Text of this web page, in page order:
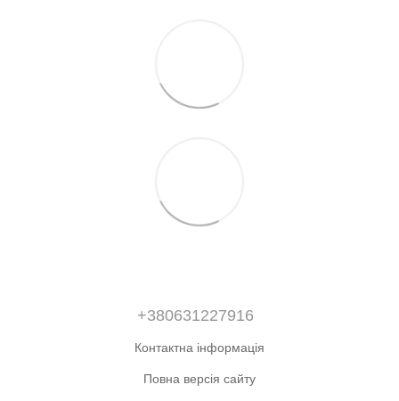
+380631227916
Контактна інформація
Повна версія сайту